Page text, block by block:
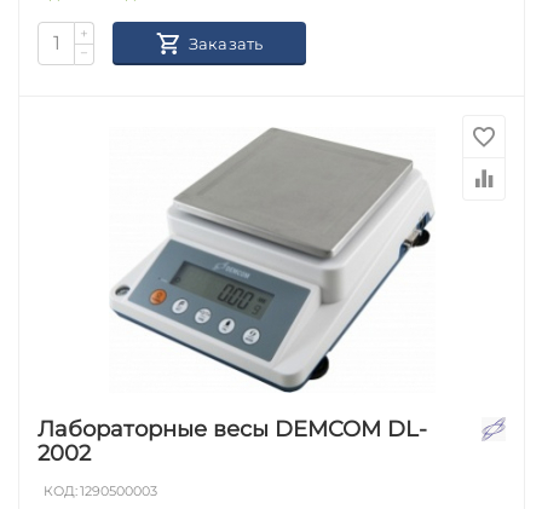
+
−
Заказать
Лабораторные весы DEMCOM DL-
2002
КОД:1290500003